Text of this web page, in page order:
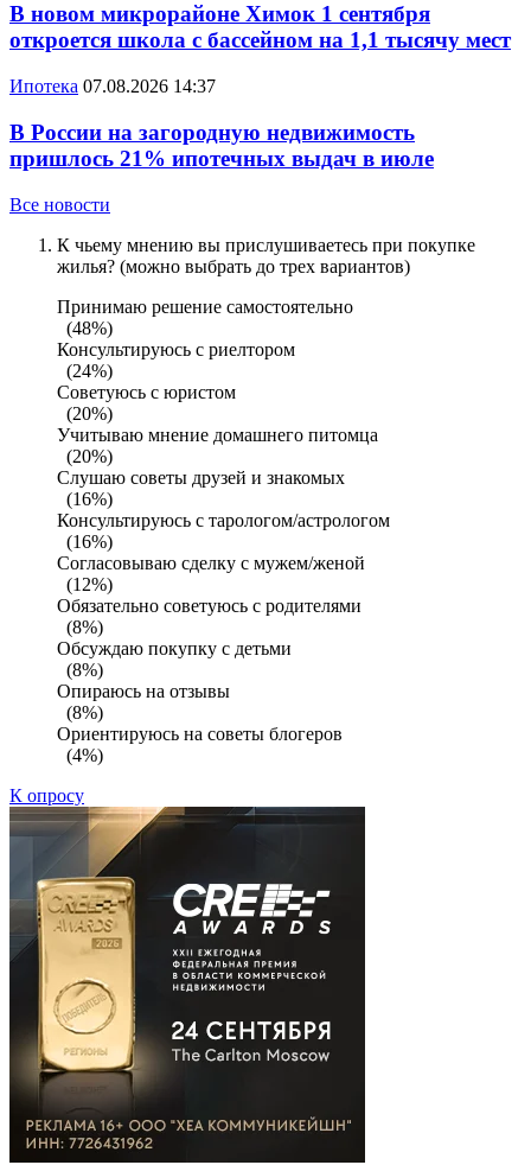
В новом микрорайоне Химок 1 сентября
откроется школа с бассейном на 1,1 тысячу мест
Ипотека 07.08.2026 14:37
В России на загородную недвижимость
пришлось 21% ипотечных выдач в июле
Все новости
К чьему мнению вы прислушиваетесь при покупке
жилья? (можно выбрать до трех вариантов)
Принимаю решение самостоятельно
(48%)
Консультируюсь с риелтором
(24%)
Советуюсь с юристом
(20%)
Учитываю мнение домашнего питомца
(20%)
Слушаю советы друзей и знакомых
(16%)
Консультируюсь с тарологом/астрологом
(16%)
Согласовываю сделку с мужем/женой
(12%)
Обязательно советуюсь с родителями
(8%)
Обсуждаю покупку с детьми
(8%)
Опираюсь на отзывы
(8%)
Ориентируюсь на советы блогеров
(4%)
К опросу